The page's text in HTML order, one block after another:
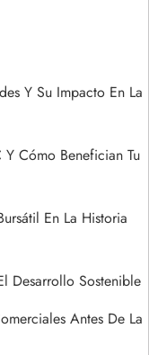
Y Su Impacto En La
Cómo Benefician Tu
En La Historia
Desarrollo Sostenible
Antes De La